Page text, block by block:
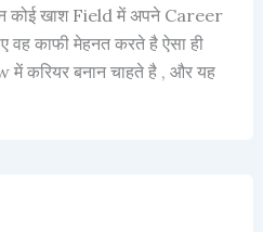
कोई खाश Field में अपने Career
वह काफी मेहनत करते है ऐसा ही
में करियर बनान चाहते है , और यह